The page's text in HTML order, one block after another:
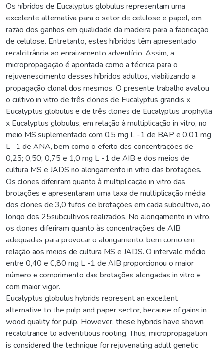
Os híbridos de Eucalyptus globulus representam uma
excelente alternativa para o setor de celulose e papel, em
razão dos ganhos em qualidade da madeira para a fabricação
de celulose. Entretanto, estes híbridos têm apresentado
recalcitrância ao enraizamento adventício. Assim, a
micropropagação é apontada como a técnica para o
rejuvenescimento desses híbridos adultos, viabilizando a
propagação clonal dos mesmos. O presente trabalho avaliou
o cultivo in vitro de três clones de Eucalyptus grandis x
Eucalyptus globulus e de três clones de Eucalyptus urophylla
x Eucalyptus globulus, em relação à multiplicação in vitro, no
meio MS suplementado com 0,5 mg L -1 de BAP e 0,01 mg
L -1 de ANA, bem como o efeito das concentrações de
0,25; 0,50; 0,75 e 1,0 mg L -1 de AIB e dos meios de
cultura MS e JADS no alongamento in vitro das brotações.
Os clones diferiram quanto à multiplicação in vitro das
brotações e apresentaram uma taxa de multiplicação média
dos clones de 3,0 tufos de brotações em cada subcultivo, ao
longo dos 25subcultivos realizados. No alongamento in vitro,
os clones diferiram quanto às concentrações de AIB
adequadas para provocar o alongamento, bem como em
relação aos meios de cultura MS e JADS. O intervalo médio
entre 0,40 e 0,80 mg L -1 de AIB proporcionou o maior
número e comprimento das brotações alongadas in vitro e
com maior vigor.
Eucalyptus globulus hybrids represent an excellent
alternative to the pulp and paper sector, because of gains in
wood quality for pulp. However, these hybrids have shown
recalcitrance to adventitious rooting. Thus, micropropagation
is considered the technique for rejuvenating adult genetic